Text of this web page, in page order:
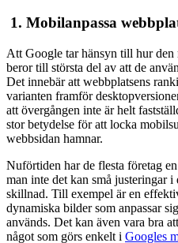
1. Mobilanpassa
Att Google tar hänsyn till hur den
beror till största del av att de
Det innebär att webbplatsens
varianten framför
att övergången inte är helt
stor betydelse för att locka
webbsidan hamnar.
Nuförtiden har de flesta företag
man inte det kan små justeringar
skillnad. Till exempel är en
dynamiska bilder som anpassar
används. Det kan även vara bra
något som görs enkelt i Googles